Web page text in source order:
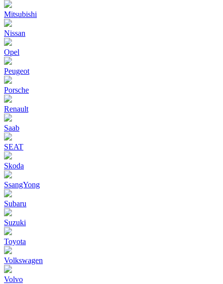
Mitsubishi
Nissan
Opel
Peugeot
Porsche
Renault
Saab
SEAT
Skoda
SsangYong
Subaru
Suzuki
Toyota
Volkswagen
Volvo